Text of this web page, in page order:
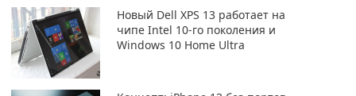
Новый Dell XPS 13 работает на
чипе Intel 10-го поколения и
Windows 10 Home Ultra